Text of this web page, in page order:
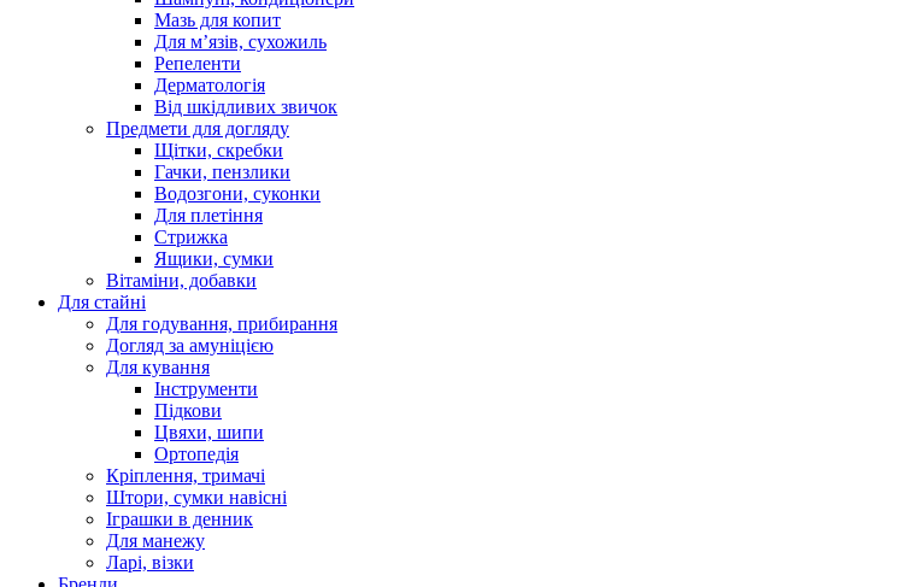
Мазь для копит
Для м’язів, сухожиль
Репеленти
Дерматологія
Від шкідливих звичок
Предмети для догляду
Щітки, скребки
Гачки, пензлики
Водозгони, суконки
Для плетіння
Стрижка
Ящики, сумки
Вітаміни, добавки
Для стайні
Для годування, прибирання
Догляд за амуніцією
Для кування
Інструменти
Підкови
Цвяхи, шипи
Ортопедія
Кріплення, тримачі
Штори, сумки навісні
Іграшки в денник
Для манежу
Ларі, візки